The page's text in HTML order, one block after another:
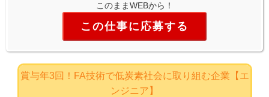
このままWEBから！
この仕事に応募する
賞与年3回！FA技術で低炭素社会に取り組む企業【エ
ンジニア】